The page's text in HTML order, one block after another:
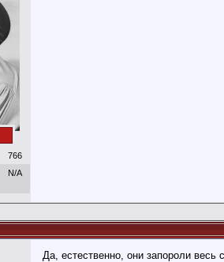
766
N/A
Да, естественно, они запороли